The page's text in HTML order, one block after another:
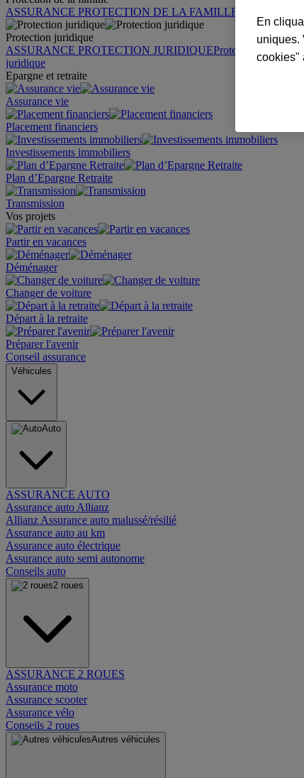
ASSURANCE PROTECTION DE LA FAMILLE
Protection juridique
ASSURANCE PROTECTION JURIDIQUEProtection juridique
juridique
Epargne et retraite
Assurance vie
Placement financiers
Investissements immobiliers
Plan d’Epargne Retraite
Transmission
Vos projets
Partir en vacances
Déménager
Changer de voiture
Départ à la retraite
Préparer l'avenir
Conseil assurance
Véhicules
Auto
ASSURANCE AUTO
Assurance auto Allianz
Allianz Assurance auto malussé/résilié
Assurance auto au km
Assurance auto électrique
Assurance auto semi autonome
Conseils auto
2 roues
ASSURANCE 2 ROUES
Assurance moto
Assurance scooter
Assurance vélo
Conseils 2 roues
Autres véhicules
En
uniques.
cookies"